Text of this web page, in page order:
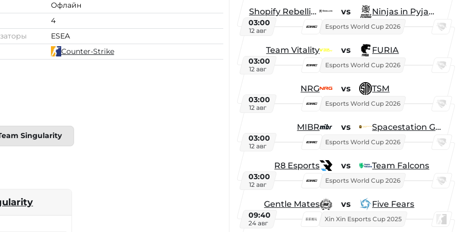
Офлайн
4
ESEA
Counter-Strike
Singularity
Shopify Rebellion vs Ninjas in Pyjamas
03:00
12 авг
Esports World Cup 2026
Team Vitality vs FURIA
03:00
12 авг
Esports World Cup 2026
NRG vs TSM
03:00
12 авг
Esports World Cup 2026
MIBR vs Spacestation Gaming
03:00
12 авг
Esports World Cup 2026
R8 Esports vs Team Falcons
03:00
12 авг
Esports World Cup 2026
Gentle Mates vs Five Fears
09:40
24 авг
Xin Xin Esports Cup 2025